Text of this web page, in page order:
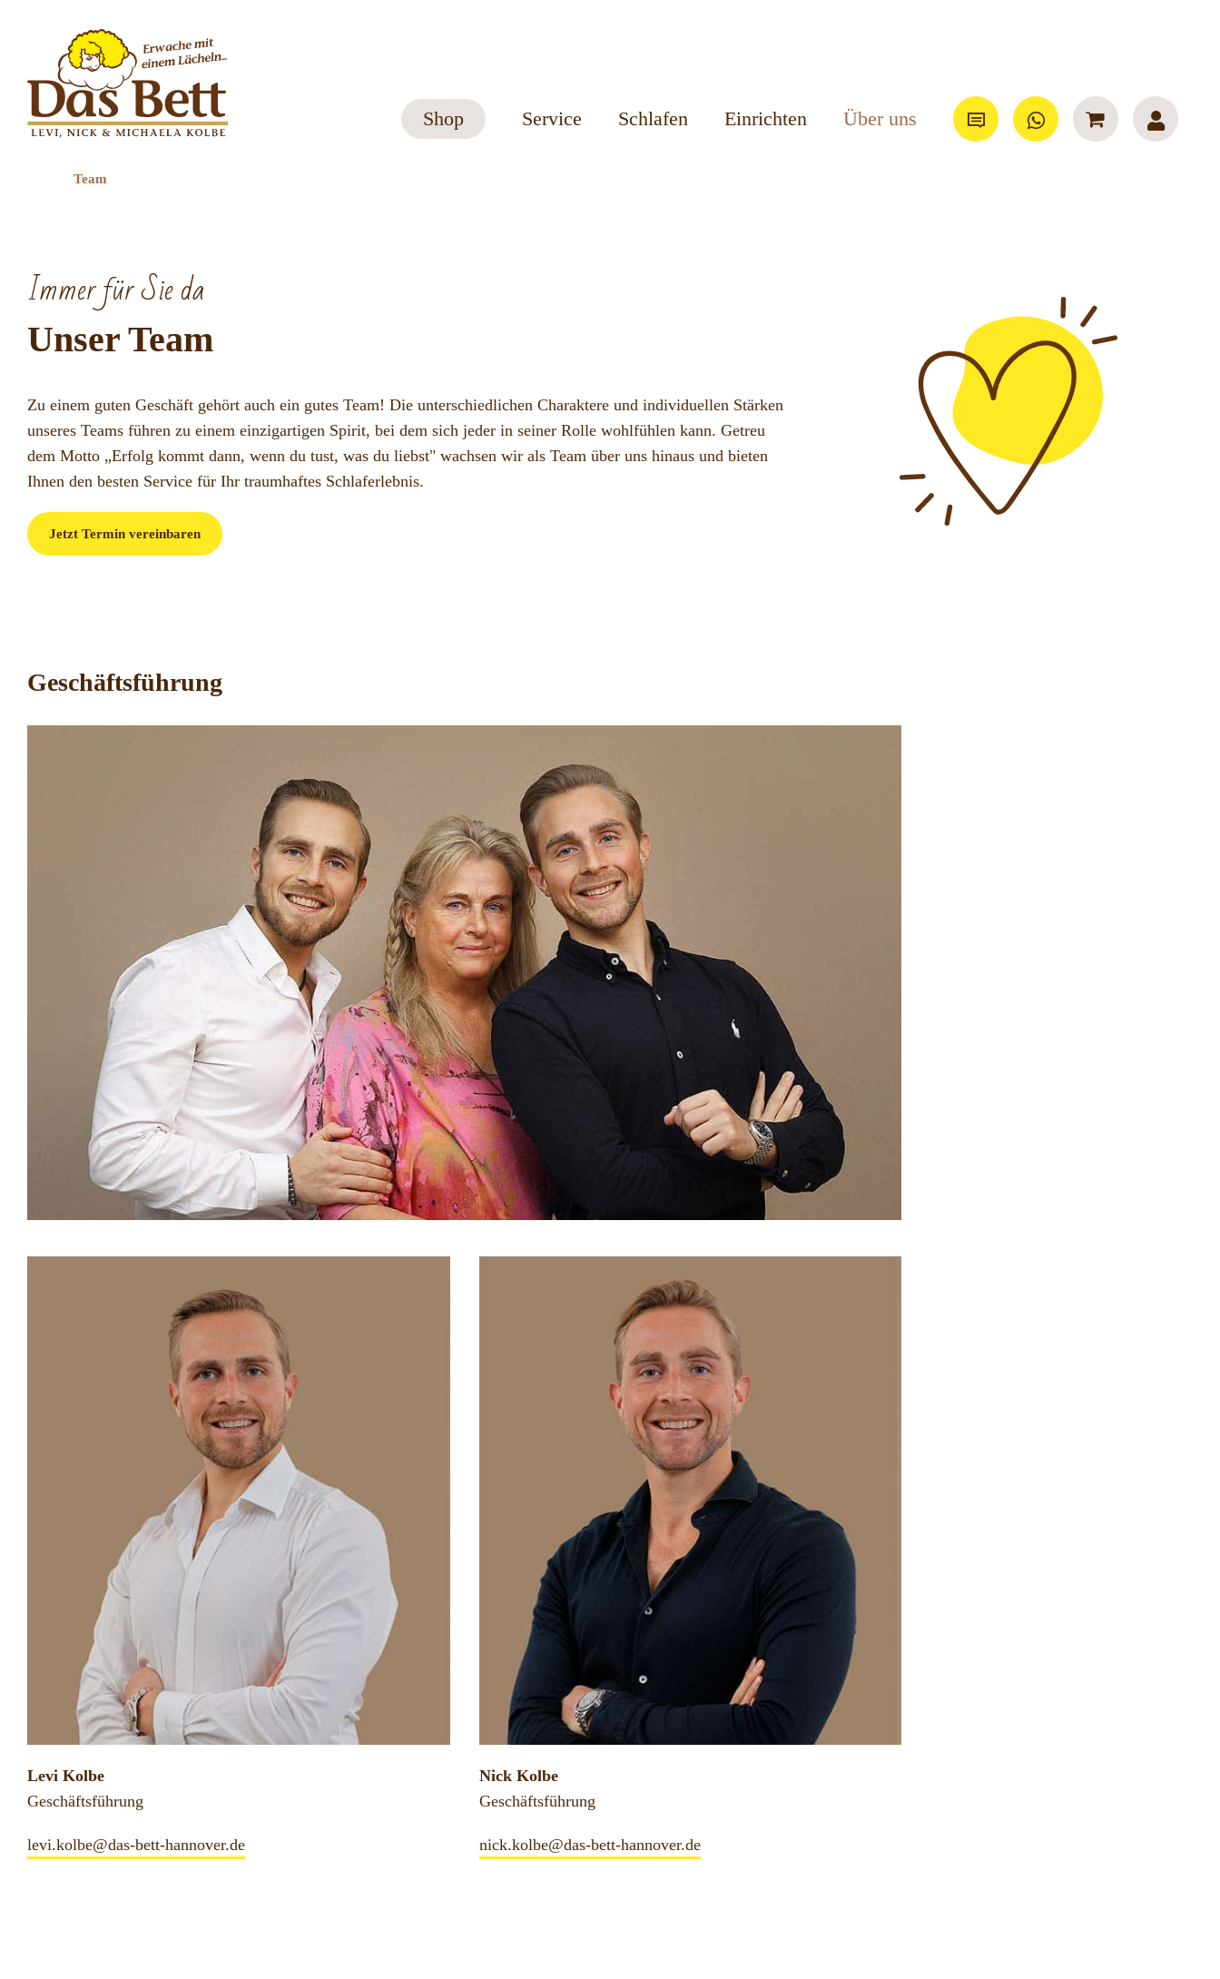
Shop Service Schlafen Einrichten Über uns
Team
Immer für Sie da
Unser Team
Zu einem guten Geschäft gehört auch ein gutes Team! Die unterschiedlichen Charaktere und individuellen Stärken
unseres Teams führen zu einem einzigartigen Spirit, bei dem sich jeder in seiner Rolle wohlfühlen kann. Getreu
dem Motto „Erfolg kommt dann, wenn du tust, was du liebst" wachsen wir als Team über uns hinaus und bieten
Ihnen den besten Service für Ihr traumhaftes Schlaferlebnis.
Jetzt Termin vereinbaren
Geschäftsführung
Levi Kolbe
Geschäftsführung
levi.kolbe@das-bett-hannover.de
Nick Kolbe
Geschäftsführung
nick.kolbe@das-bett-hannover.de